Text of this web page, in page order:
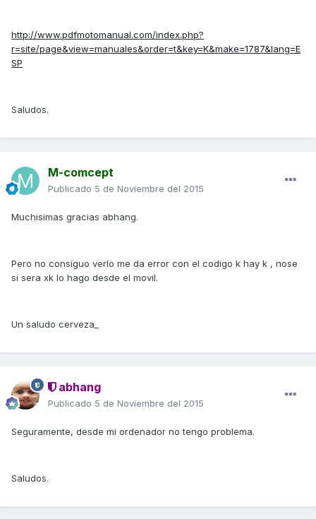
http://www.pdfmotomanual.com/index.php?
r=site/page&view=manuales&order=t&key=K&make=1787&lang=E
SP
Saludos.
M-comcept
Publicado 5 de Noviembre del 2015
Muchisimas gracias abhang.
Pero no consiguo verlo me da error con el codigo k hay k , nose
si sera xk lo hago desde el movil.
Un saludo cerveza_
abhang
Publicado 5 de Noviembre del 2015
Seguramente, desde mi ordenador no tengo problema.
Saludos.